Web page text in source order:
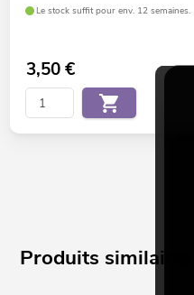
Le stock suffit pour env. 12 semaines.
3,50€
Produits similaires